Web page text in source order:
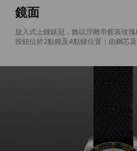
鏡面
旋入式上鏈錶冠，飾以浮雕帝舵表玫
按鈕位於2點鐘及4點鐘位置；由鋼芯